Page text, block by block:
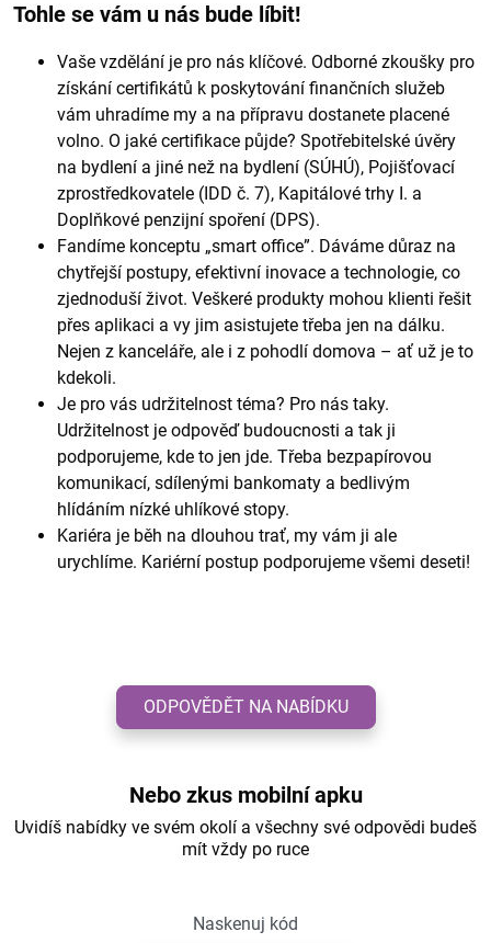
Tohle se vám u nás bude líbit!
Vaše vzdělání je pro nás klíčové. Odborné zkoušky pro
získání certifikátů k poskytování finančních služeb
vám uhradíme my a na přípravu dostanete placené
volno. O jaké certifikace půjde? Spotřebitelské úvěry
na bydlení a jiné než na bydlení (SÚHÚ), Pojišťovací
zprostředkovatele (IDD č. 7), Kapitálové trhy I. a
Doplňkové penzijní spoření (DPS).
Fandíme konceptu „smart office”. Dáváme důraz na
chytřejší postupy, efektivní inovace a technologie, co
zjednoduší život. Veškeré produkty mohou klienti řešit
přes aplikaci a vy jim asistujete třeba jen na dálku.
Nejen z kanceláře, ale i z pohodlí domova – ať už je to
kdekoli.
Je pro vás udržitelnost téma? Pro nás taky.
Udržitelnost je odpověď budoucnosti a tak ji
podporujeme, kde to jen jde. Třeba bezpapírovou
komunikací, sdílenými bankomaty a bedlivým
hlídáním nízké uhlíkové stopy.
Kariéra je běh na dlouhou trať, my vám ji ale
urychlíme. Kariérní postup podporujeme všemi deseti!
ODPOVĚDĚT NA NABÍDKU
Nebo zkus mobilní apku
Uvidíš nabídky ve svém okolí a všechny své odpovědi budeš
mít vždy po ruce
Naskenuj kód